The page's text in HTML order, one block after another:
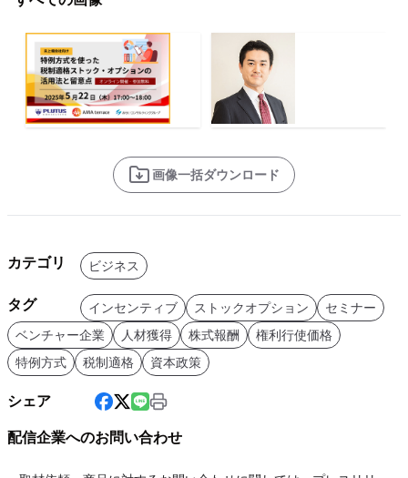
画像一括ダウンロード
カテゴリ ビジネス
タグ インセンティブ ストックオプション
セミナー
ベンチャー企業
人材獲得 株式報酬
権利行使価格
特例方式
税制適格 資本政策
シェア
配信企業へのお問い合わせ